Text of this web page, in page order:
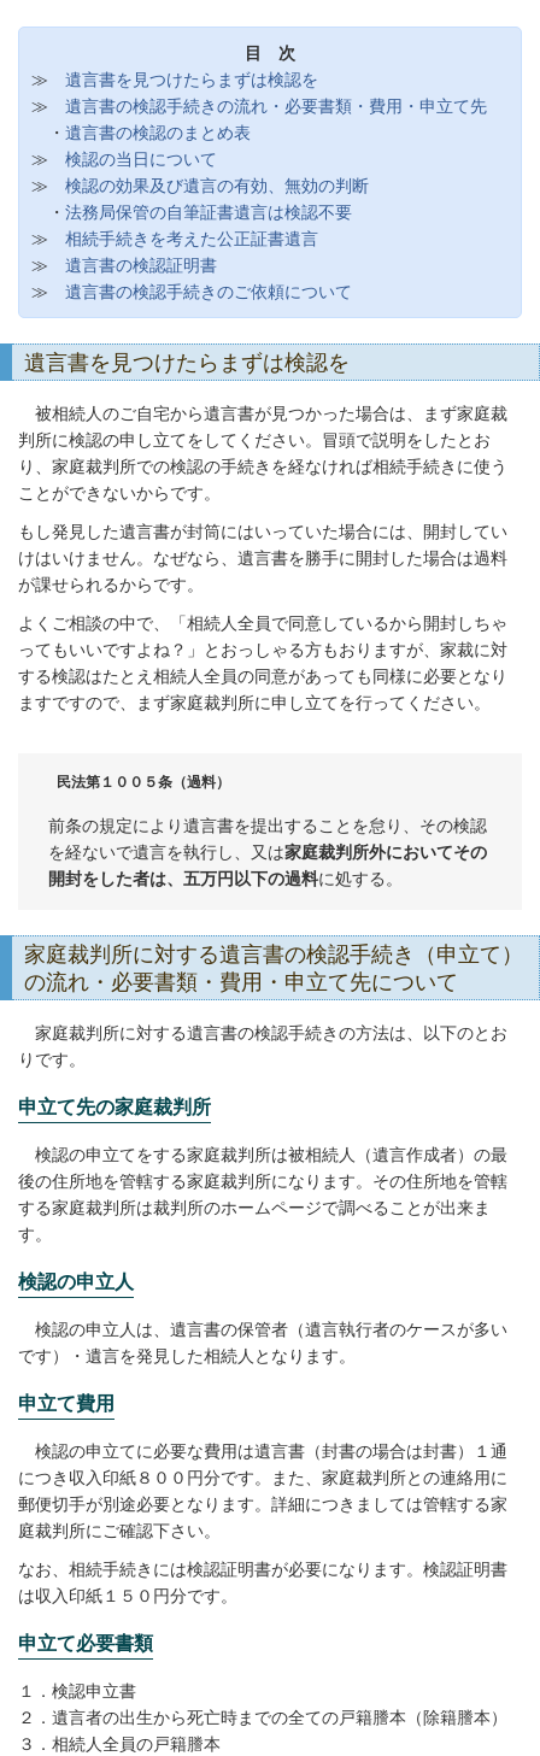
目 次
≫ 遺言書を見つけたらまずは検認を
≫ 遺言書の検認手続きの流れ・必要書類・費用・申立て先
・ 遺言書の検認のまとめ表
≫ 検認の当日について
≫ 検認の効果及び遺言の有効、無効の判断
・ 法務局保管の自筆証書遺言は検認不要
≫ 相続手続きを考えた公正証書遺言
≫ 遺言書の検認証明書
≫ 遺言書の検認手続きのご依頼について
遺言書を見つけたらまずは検認を
被相続人のご自宅から遺言書が見つかった場合は、まず家庭裁
判所に検認の申し立てをしてください。冒頭で説明をしたとお
り、家庭裁判所での検認の手続きを経なければ相続手続きに使う
ことができないからです。
もし発見した遺言書が封筒にはいっていた場合には、開封してい
けはいけません。なぜなら、遺言書を勝手に開封した場合は過料
が課せられるからです。
よくご相談の中で、「相続人全員で同意しているから開封しちゃ
ってもいいですよね？」とおっしゃる方もおりますが、家裁に対
する検認はたとえ相続人全員の同意があっても同様に必要となり
ますですので、まず家庭裁判所に申し立てを行ってください。
民法第１００５条（過料）
前条の規定により遺言書を提出することを怠り、その検認
を経ないで遺言を執行し、又は家庭裁判所外においてその
開封をした者は、五万円以下の過料に処する。
家庭裁判所に対する遺言書の検認手続き（申立て）
の流れ・必要書類・費用・申立て先について
家庭裁判所に対する遺言書の検認手続きの方法は、以下のとお
りです。
申立て先の家庭裁判所
検認の申立てをする家庭裁判所は被相続人（遺言作成者）の最
後の住所地を管轄する家庭裁判所になります。その住所地を管轄
する家庭裁判所は裁判所のホームページで調べることが出来ま
す。
検認の申立人
検認の申立人は、遺言書の保管者（遺言執行者のケースが多い
です）・遺言を発見した相続人となります。
申立て費用
検認の申立てに必要な費用は遺言書（封書の場合は封書）１通
につき収入印紙８００円分です。また、家庭裁判所との連絡用に
郵便切手が別途必要となります。詳細につきましては管轄する家
庭裁判所にご確認下さい。
なお、相続手続きには検認証明書が必要になります。検認証明書
は収入印紙１５０円分です。
申立て必要書類
１．検認申立書
２．遺言者の出生から死亡時までの全ての戸籍謄本（除籍謄本）
３．相続人全員の戸籍謄本